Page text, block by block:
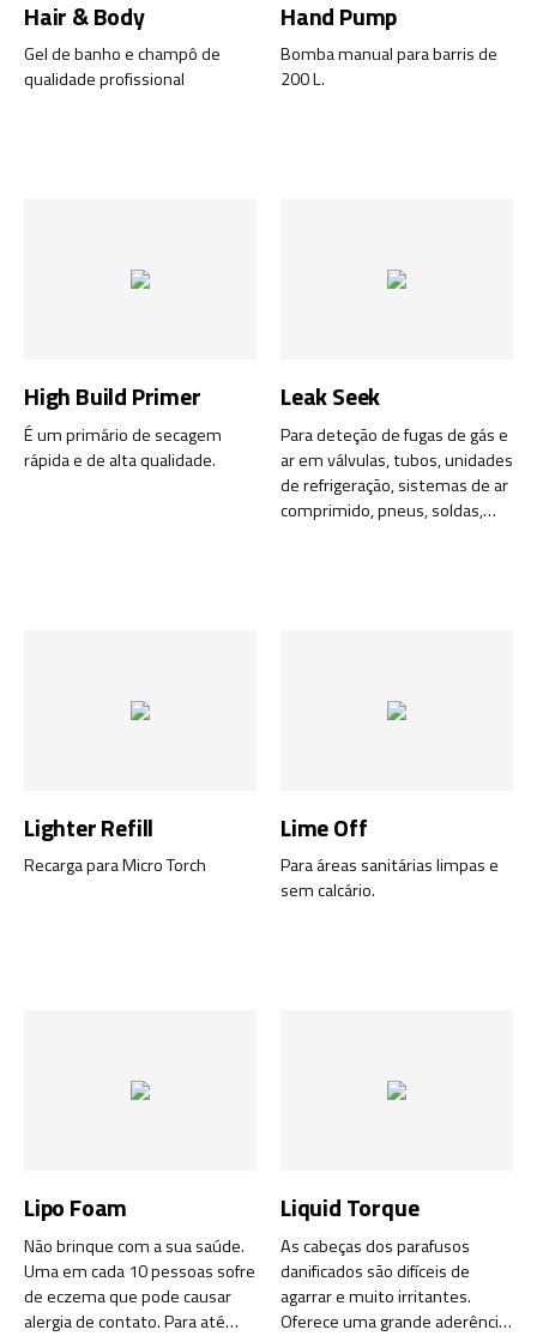
Hair & Body
Gel de banho e champô de
qualidade profissional
Hand Pump
Bomba manual para barris de
200 L.
High Build Primer
É um primário de secagem
rápida e de alta qualidade.
Leak Seek
Para deteção de fugas de gás e
ar em válvulas, tubos, unidades
de refrigeração, sistemas de ar
comprimido, pneus, soldas,
Lighter Refill
Recarga para Micro Torch
Lime Off
Para áreas sanitárias limpas e
sem calcário.
Lipo Foam
Não brinque com a sua saúde.
Uma em cada 10 pessoas sofre
de eczema que pode causar
alergia de contato. Para até
Liquid Torque
As cabeças dos parafusos
danificados são difíceis de
agarrar e muito irritantes.
Oferece uma grande aderência,